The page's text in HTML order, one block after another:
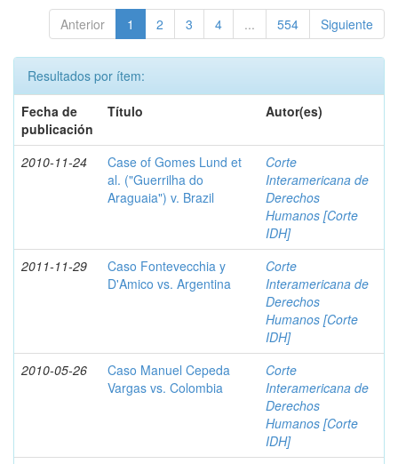
Anterior 1 2 3 4 ... 554 Siguiente
Resultados por ítem:
Fecha de
publicación
Título Autor(es)
2010-11-24
Case of Gomes Lund et
al. ("Guerrilha do
Araguaia") v. Brazil
Corte
Interamericana de
Derechos
Humanos [Corte
IDH]
2011-11-29
Caso Fontevecchia y
D'Amico vs. Argentina
Corte
Interamericana de
Derechos
Humanos [Corte
IDH]
2010-05-26
Caso Manuel Cepeda
Vargas vs. Colombia
Corte
Interamericana de
Derechos
Humanos [Corte
IDH]